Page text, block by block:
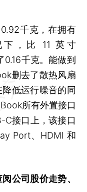
千克，在拥有
下，比 11 英寸
千克。能做到
删去了散热风扇
低运行噪音的同
所有外置接口
C接口上，该接口
Port、HDMI 和
阅公司股价走势、